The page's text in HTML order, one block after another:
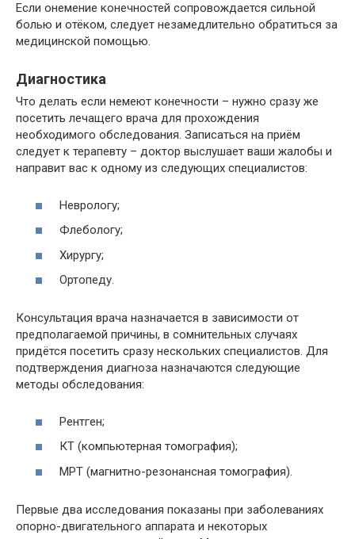
Если онемение конечностей сопровождается сильной
болью и отёком, следует незамедлительно обратиться за
медицинской помощью.
Диагностика
Что делать если немеют конечности – нужно сразу же
посетить лечащего врача для прохождения
необходимого обследования. Записаться на приём
следует к терапевту – доктор выслушает ваши жалобы и
направит вас к одному из следующих специалистов:
Неврологу;
Флебологу;
Хирургу;
Ортопеду.
Консультация врача назначается в зависимости от
предполагаемой причины, в сомнительных случаях
придётся посетить сразу нескольких специалистов. Для
подтверждения диагноза назначаются следующие
методы обследования:
Рентген;
КТ (компьютерная томография);
МРТ (магнитно-резонансная томография).
Первые два исследования показаны при заболеваниях
опорно-двигательного аппарата и некоторых